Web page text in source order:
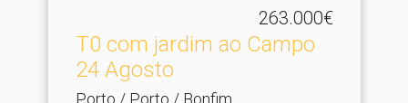
263.000€
T0 com jardim ao Campo
24 Agosto
Porto / Porto / Bonfim